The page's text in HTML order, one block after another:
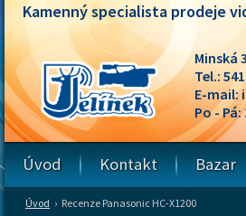
Kamenný specialista prodeje
Minská
Tel.:
E-mail:
Po - Pá:
Úvod › Recenze Panasonic HC-X1200
Úvod Kontakt Bazar